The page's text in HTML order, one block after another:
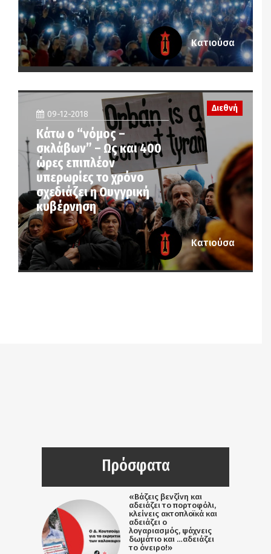
Κατιούσα
09-12-2018
Κάτω ο “νόμος –
σκλάβων” – Ως και 400
ώρες επιπλέον
υπερωρίες το χρόνο
σχεδιάζει η Ουγγρική
κυβέρνηση
Διεθνή
Κατιούσα
Πρόσφατα
«Βάζεις βενζίνη και
αδειάζει το πορτοφόλι,
κλείνεις ακτοπλοϊκά και
αδειάζει ο
λογαριασμός, ψάχνεις
δωμάτιο και …αδειάζει
το όνειρο!»